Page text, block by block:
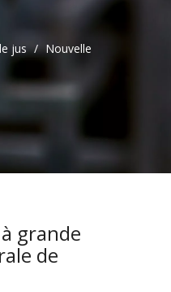
jus / Nouvelle
grande
de